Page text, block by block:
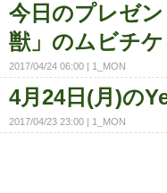
今日のプレゼ
獣」のムビチケ
2017/04/24 06:00 1_MON
4月24日(月)の
2017/04/23 23:00 1_MON